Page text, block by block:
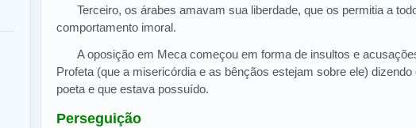
Terceiro, os árabes amavam sua liberdade, que os permitia a
comportamento imoral.
A oposição em Meca começou em forma de insultos e
Profeta (que a misericórdia e as bênçãos estejam sobre ele)
poeta e que estava possuído.
Perseguição